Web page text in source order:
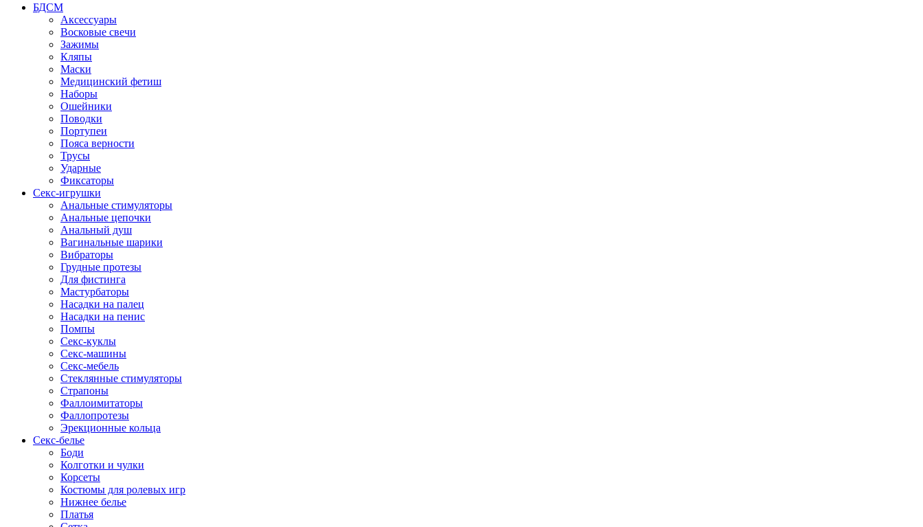
БДСМ
Аксессуары
Восковые свечи
Зажимы
Кляпы
Маски
Медицинский фетиш
Наборы
Ошейники
Поводки
Портупеи
Пояса верности
Трусы
Ударные
Фиксаторы
Секс-игрушки
Анальные стимуляторы
Анальные цепочки
Анальный душ
Вагинальные шарики
Вибраторы
Грудные протезы
Для фистинга
Мастурбаторы
Насадки на палец
Насадки на пенис
Помпы
Секс-куклы
Секс-машины
Секс-мебель
Стеклянные стимуляторы
Страпоны
Фаллоимитаторы
Фаллопротезы
Эрекционные кольца
Секс-белье
Боди
Колготки и чулки
Корсеты
Костюмы для ролевых игр
Нижнее белье
Платья